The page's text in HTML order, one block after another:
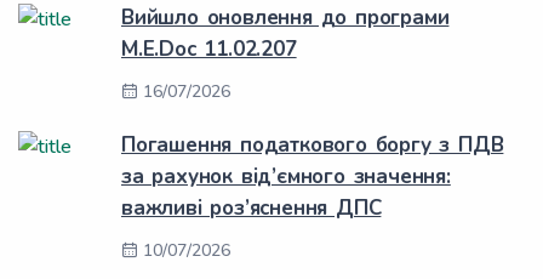
Вийшло оновлення до програми
M.E.Doc 11.02.207
16/07/2026
Погашення податкового боргу з ПДВ
за рахунок від’ємного значення:
важливі роз’яснення ДПС
10/07/2026